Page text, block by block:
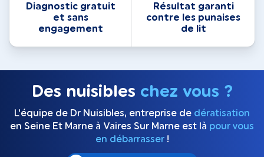
Diagnostic gratuit
et sans
engagement
Résultat garanti
contre les punaises
de lit
Des nuisibles chez vous ?
L’équipe de Dr Nuisibles, entreprise de dératisation
en Seine Et Marne à Vaires Sur Marne est là pour vous
en débarrasser!